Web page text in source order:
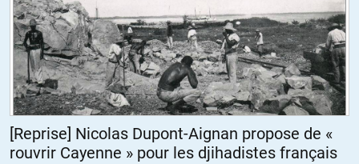
[Reprise] Nicolas Dupont-Aignan propose de «
rouvrir Cayenne » pour les djihadistes français